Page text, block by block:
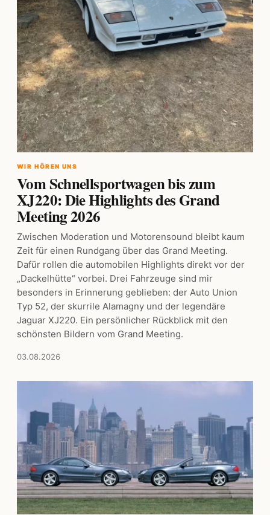
WIR HÖREN UNS
Vom Schnellsportwagen bis zum
XJ220: Die Highlights des Grand
Meeting 2026
Zwischen Moderation und Motorensound bleibt kaum
Zeit für einen Rundgang über das Grand Meeting.
Dafür rollen die automobilen Highlights direkt vor der
„Dackelhütte“ vorbei. Drei Fahrzeuge sind mir
besonders in Erinnerung geblieben: der Auto Union
Typ 52, der skurrile Alamagny und der legendäre
Jaguar XJ220. Ein persönlicher Rückblick mit den
schönsten Bildern vom Grand Meeting.
03.08.2026